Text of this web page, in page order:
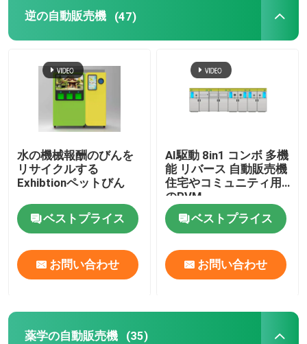
花束の自動販売機
アクアリウムの魚の自動販売機
逆の自動販売機 (47)
水の機械報酬のびんを
リサイクルする
Exhibtionペットびん
ベストプライス
お問い合わせ
AI駆動 8in1 コンボ 多機
能 リバース 自動販売機
住宅やコミュニティ用
のRVM
ベストプライス
お問い合わせ
薬学の自動販売機 (35)